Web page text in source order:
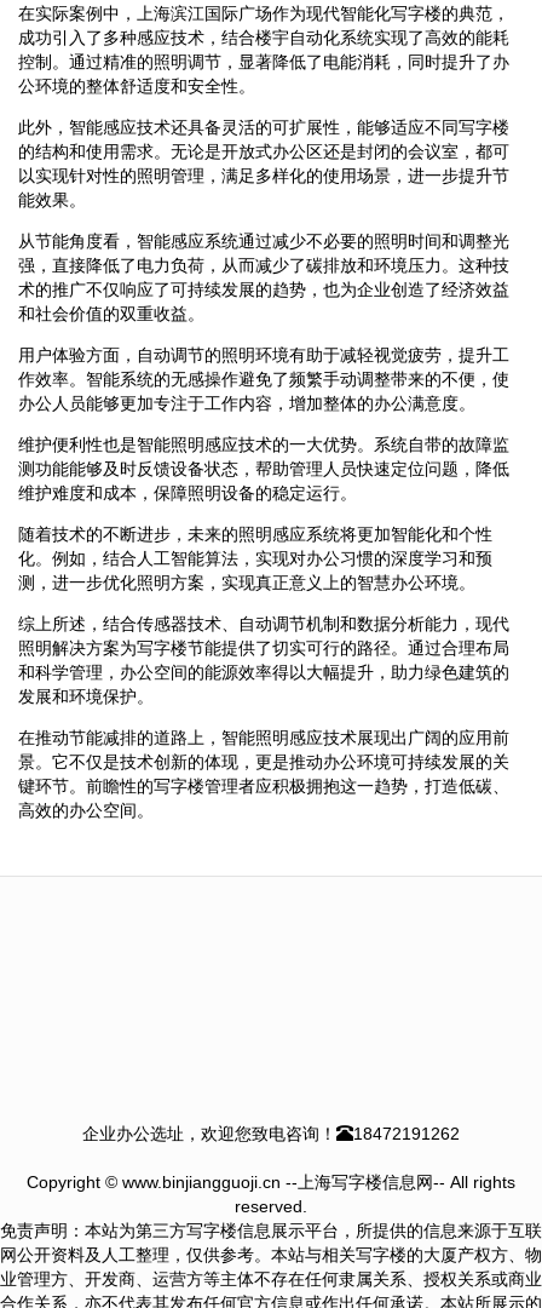
在实际案例中，上海滨江国际广场作为现代智能化写字楼的典范，
成功引入了多种感应技术，结合楼宇自动化系统实现了高效的能耗
控制。通过精准的照明调节，显著降低了电能消耗，同时提升了办
公环境的整体舒适度和安全性。
此外，智能感应技术还具备灵活的可扩展性，能够适应不同写字楼
的结构和使用需求。无论是开放式办公区还是封闭的会议室，都可
以实现针对性的照明管理，满足多样化的使用场景，进一步提升节
能效果。
从节能角度看，智能感应系统通过减少不必要的照明时间和调整光
强，直接降低了电力负荷，从而减少了碳排放和环境压力。这种技
术的推广不仅响应了可持续发展的趋势，也为企业创造了经济效益
和社会价值的双重收益。
用户体验方面，自动调节的照明环境有助于减轻视觉疲劳，提升工
作效率。智能系统的无感操作避免了频繁手动调整带来的不便，使
办公人员能够更加专注于工作内容，增加整体的办公满意度。
维护便利性也是智能照明感应技术的一大优势。系统自带的故障监
测功能能够及时反馈设备状态，帮助管理人员快速定位问题，降低
维护难度和成本，保障照明设备的稳定运行。
随着技术的不断进步，未来的照明感应系统将更加智能化和个性
化。例如，结合人工智能算法，实现对办公习惯的深度学习和预
测，进一步优化照明方案，实现真正意义上的智慧办公环境。
综上所述，结合传感器技术、自动调节机制和数据分析能力，现代
照明解决方案为写字楼节能提供了切实可行的路径。通过合理布局
和科学管理，办公空间的能源效率得以大幅提升，助力绿色建筑的
发展和环境保护。
在推动节能减排的道路上，智能照明感应技术展现出广阔的应用前
景。它不仅是技术创新的体现，更是推动办公环境可持续发展的关
键环节。前瞻性的写字楼管理者应积极拥抱这一趋势，打造低碳、
高效的办公空间。
企业办公选址，欢迎您致电咨询！ 18472191262
Copyright © www.binjiangguoji.cn --上海写字楼信息网-- All rights
reserved.
免责声明：本站为第三方写字楼信息展示平台，所提供的信息来源于互联
网公开资料及人工整理，仅供参考。本站与相关写字楼的大厦产权方、物
业管理方、开发商、运营方等主体不存在任何隶属关系、授权关系或商业
合作关系，亦不代表其发布任何官方信息或作出任何承诺。本站所展示的